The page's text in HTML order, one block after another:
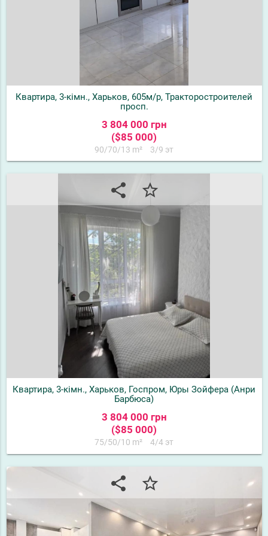
Квартира, 3-кімн., Харьков, 605м/р, Тракторостроителей
просп.
3 804 000 грн
($85 000)
90/70/13 m² 3/9 эт
share star_border
Квартира, 3-кімн., Харьков, Госпром, Юры Зойфера (Анри
Барбюса)
3 804 000 грн
($85 000)
75/50/10 m² 4/4 эт
share star_border